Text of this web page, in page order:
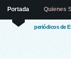
periódicos de
Portada Quienes